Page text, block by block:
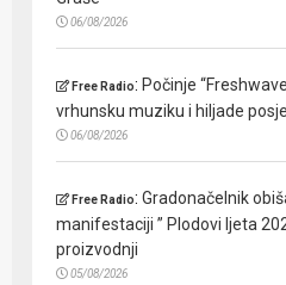
06/08/2026
Free Radio: Počinje
vrhunsku muziku i hiljade
06/08/2026
Free Radio:Gradonačelnik
manifestaciji ” Plodovi ljeta
proizvodnji
05/08/2026